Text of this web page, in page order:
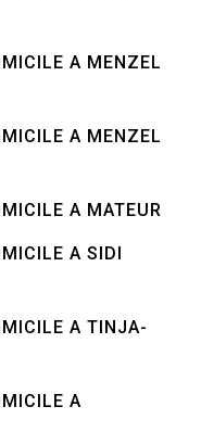
A MENZEL
A MENZEL
A MATEUR
A SIDI
A TINJA-
A